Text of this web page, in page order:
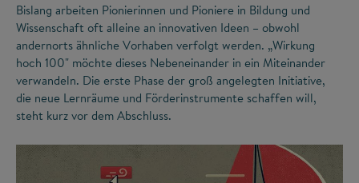
Bislang arbeiten Pionierinnen und Pioniere in Bildung und
Wissenschaft oft alleine an innovativen Ideen – obwohl
andernorts ähnliche Vorhaben verfolgt werden. „Wirkung
hoch 100" möchte dieses Nebeneinander in ein Miteinander
verwandeln. Die erste Phase der groß angelegten Initiative,
die neue Lernräume und Förderinstrumente schaffen will,
steht kurz vor dem Abschluss.